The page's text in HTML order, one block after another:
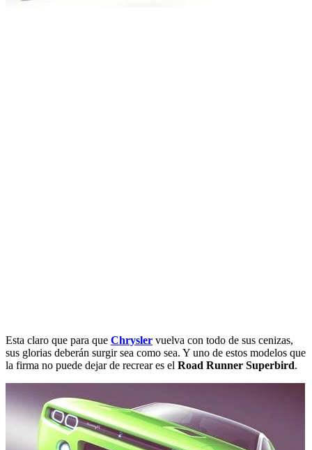
Esta claro que para que Chrysler vuelva con todo de sus cenizas,
sus glorias deberán surgir sea como sea. Y uno de estos modelos que
la firma no puede dejar de recrear es el Road Runner Superbird.